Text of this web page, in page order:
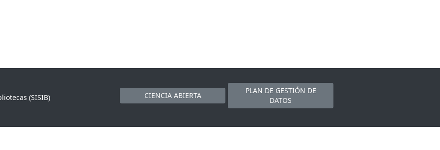
(SISIB)
CIENCIA ABIERTA
PLAN DE GESTIÓN DE
DATOS